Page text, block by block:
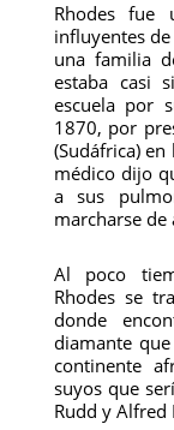
Rhodes fue
influyentes
una familia
estaba casi
escuela por
1870, por
(Sudáfrica)
médico dijo
a sus
marcharse de
Al poco
Rhodes se
donde
diamante
continente
suyos que
Rudd y Alfred